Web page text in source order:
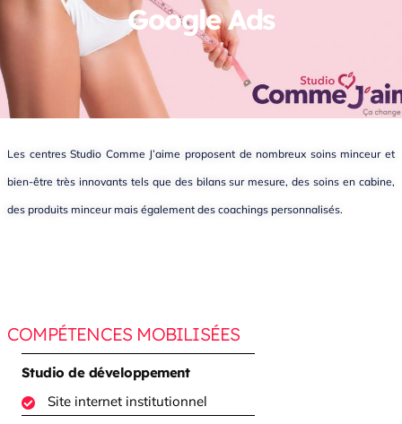
Google Ads
Les centres Studio Comme J’aime proposent de nombreux soins minceur et
bien-être très innovants tels que des bilans sur mesure, des soins en cabine,
des produits minceur mais également des coachings personnalisés.
COMPÉTENCES MOBILISÉES
Studio de développement
Site internet institutionnel